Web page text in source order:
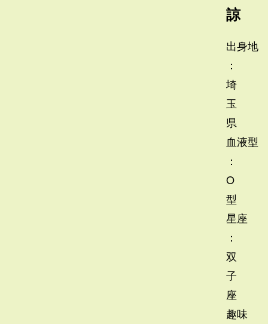
諒
出身地
：
埼
玉
県
血液型
：
O
型
星座
：
双
子
座
趣味